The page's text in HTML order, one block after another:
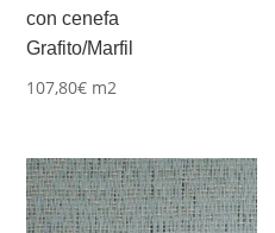
con cenefa
Grafito/Marfil
107,80€ m2